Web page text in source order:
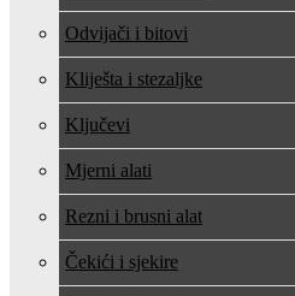
Odvijači i bitovi
Kliješta i stezaljke
Ključevi
Mjerni alati
Rezni i brusni alat
Čekići i sjekire